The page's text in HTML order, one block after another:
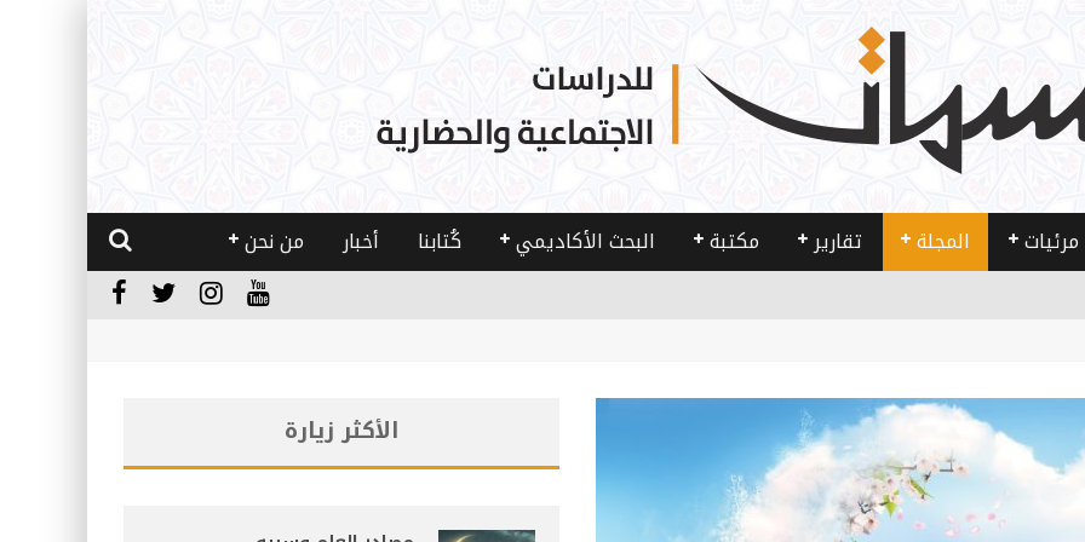
مرئيات المجلة تقارير مكتبة البحث الأكاديمي كُتابنا أخبار من نحن
الأكثر زيارة